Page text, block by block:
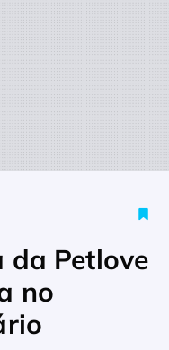
da Petlove aposta em
Petlove
no